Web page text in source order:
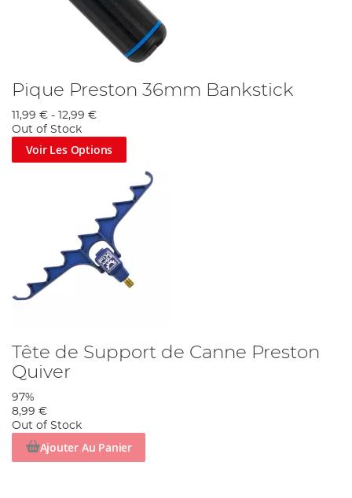
Pique Preston 36mm Bankstick
11,99 € - 12,99 €
Out of Stock
Voir Les Options
Tête de Support de Canne Preston
Quiver
97%
8,99 €
Out of Stock
Ajouter Au Panier